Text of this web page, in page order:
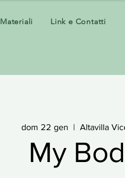
Materiali Link e Contatti
dom 22 gen
  |
Altavilla
My